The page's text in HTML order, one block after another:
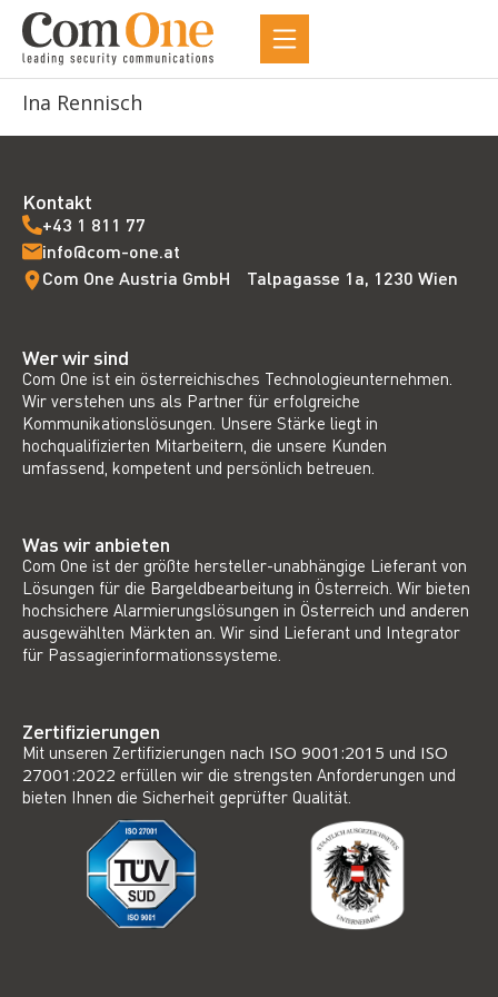
Ina Rennisch
Kontakt
+43 1 811 77
info@com-one.at
Com One Austria GmbH Talpagasse 1a, 1230 Wien
Wer wir sind
Com One ist ein österreichisches Technologieunternehmen.
Wir verstehen uns als Partner für erfolgreiche
Kommunikationslösungen. Unsere Stärke liegt in
hochqualifizierten Mitarbeitern, die unsere Kunden
umfassend, kompetent und persönlich betreuen.
Was wir anbieten
Com One ist der größte hersteller-unabhängige Lieferant von
Lösungen für die Bargeldbearbeitung in Österreich. Wir bieten
hochsichere Alarmierungslösungen in Österreich und anderen
ausgewählten Märkten an. Wir sind Lieferant und Integrator
für Passagierinformationssysteme.
Zertifizierungen
Mit unseren Zertifizierungen nach ISO 9001:2015 und ISO
27001:2022 erfüllen wir die strengsten Anforderungen und
bieten Ihnen die Sicherheit geprüfter Qualität.